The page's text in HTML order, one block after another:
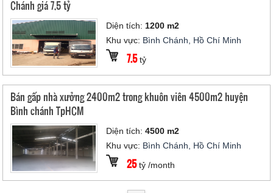
Chánh giá 7,5 tỷ
Diện tích: 1200 m2
Khu vực: Bình Chánh, Hồ Chí Minh
7.5tỷ
Bán gấp nhà xưởng 2400m2 trong khuôn viên 4500m2 huyện
Bình chánh TpHCM
Diện tích:4500 m2
Khu vực: Bình Chánh, Hồ Chí Minh
25tỷ /month